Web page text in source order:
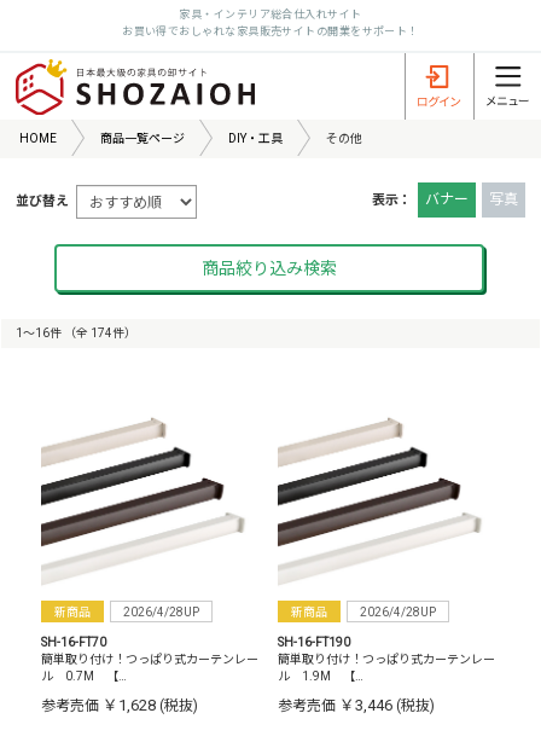
家具・インテリア総合仕入れサイト
お買い得でおしゃれな家具販売サイトの開業をサポート！
HOME 商品一覧ページ DIY・工具 その他
表示： バナー 写真
並び替え
商品絞り込み検索
1〜16件 （全 174件）
新商品 2026/4/28UP
SH-16-FT70
簡単取り付け！つっぱり式カーテンレー
ル 0.7M 【…
参考売価 ￥1,628 (税抜)
新商品 2026/4/28UP
SH-16-FT190
簡単取り付け！つっぱり式カーテンレー
ル 1.9M 【…
参考売価 ￥3,446 (税抜)